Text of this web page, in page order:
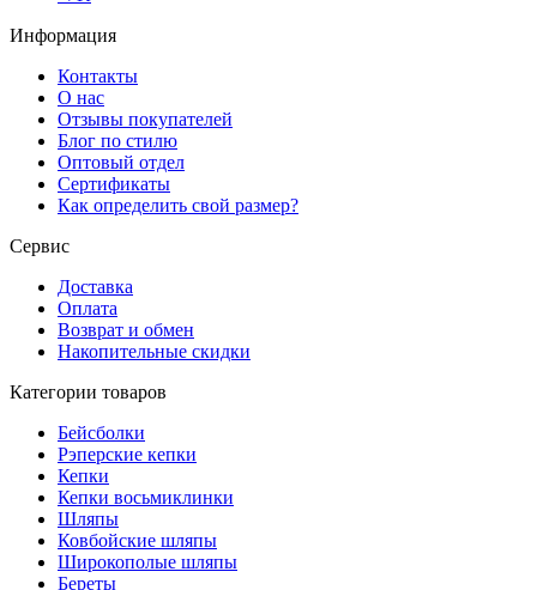
Информация
Контакты
О нас
Отзывы покупателей
Блог по стилю
Оптовый отдел
Сертификаты
Как определить свой размер?
Сервис
Доставка
Оплата
Возврат и обмен
Накопительные скидки
Категории товаров
Бейсболки
Рэперские кепки
Кепки
Кепки восьмиклинки
Шляпы
Ковбойские шляпы
Широкополые шляпы
Береты